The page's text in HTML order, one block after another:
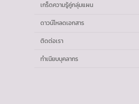
เกร็ดความรู้คู่กลุ่มแผน
ดาวน์โหลดเอกสาร
ติดต่อเรา
ทำเนียบบุคลากร